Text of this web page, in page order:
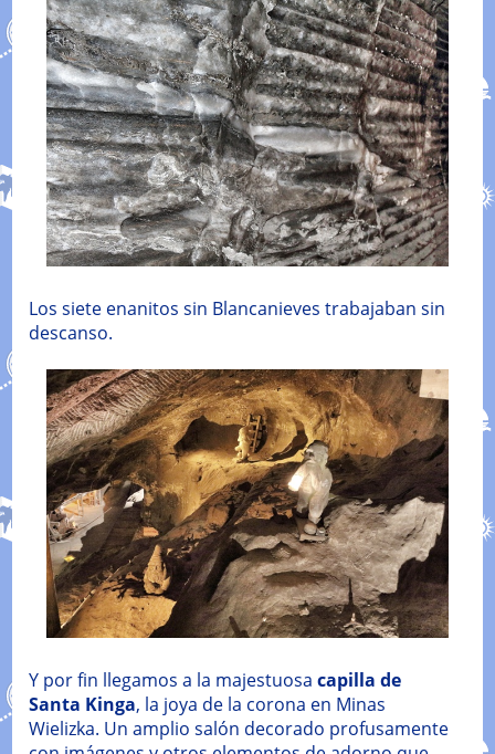
Los siete enanitos sin Blancanieves trabajaban sin
descanso.
Y por fin llegamos a la majestuosa capilla de
Santa Kinga, la joya de la corona en Minas
Wielizka. Un amplio salón decorado profusamente